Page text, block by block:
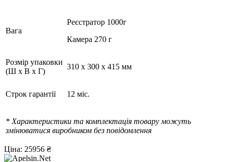
Вага
Реєстратор 1000г
Камера 270 г
Розмір упаковки
(Ш х В х Г)
310 x 300 x 415 мм
Строк гарантії 12 міс.
* Характеристики та комплектація товару можуть
змінюватися виробником без повідомлення
Ціна: 25956 ₴